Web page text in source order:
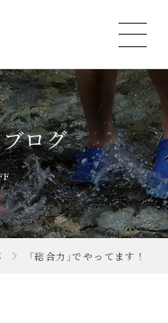
ログ
「総合力」でやってます！